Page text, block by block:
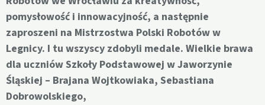
pomysłowość i innowacyjność, a następnie
zaproszeni na Mistrzostwa Polski Robotów w
Legnicy. I tu wszyscy zdobyli medale. Wielkie brawa
dla uczniów Szkoły Podstawowej w Jaworzynie
Śląskiej – Brajana Wojtkowiaka, Sebastiana
Dobrowolskiego,